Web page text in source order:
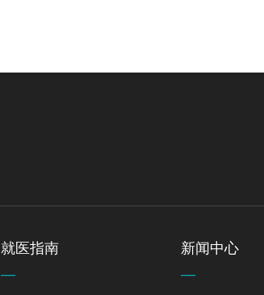
就医指南
—
新闻中心
—